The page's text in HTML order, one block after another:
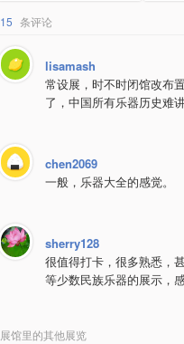
15 条评论
lisamash
常设展，时不时闭馆改布
了，中国所有乐器历史难
chen2069
一般，乐器大全的感觉。
sherry128
很值得打卡，很多熟悉，
等少数民族乐器的展示，
展馆里的其他展览